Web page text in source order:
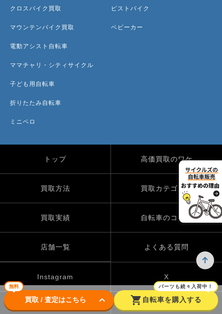
無料
買取 / 査定はこちら keyboard_arrow_down shopping_cart
パーツも続々入荷中！
自転車を購入する
クロスバイク買取
マウンテンバイク買取
電動アシスト自転車
ママチャリ・シティサイクル
子ども用自転車
折りたたみ自転車
ミニベロ
ピストバイク
ベビーカー
トップ 高価買取のワケ
買取方法 買取カテゴリー
買取実績 自転車のコラム
店舗一覧 よくある質問
Instagram X